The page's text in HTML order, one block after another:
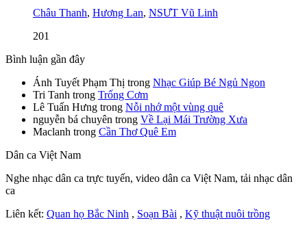
Châu Thanh, Hương Lan, NSƯT Vũ Linh
201
Bình luận gần đây
Ánh Tuyết Phạm Thị trong Nhạc Giúp Bé Ngủ Ngon
Tri Tanh trong Trống Cơm
Lê Tuấn Hưng trong Nỗi nhớ một vùng quê
nguyễn bá chuyên trong Về Lại Mái Trường Xưa
Maclanh trong Cần Thơ Quê Em
Dân ca Việt Nam
Nghe nhạc dân ca trực tuyến, video dân ca Việt Nam, tải nhạc dân
ca
Liên kết: Quan họ Bắc Ninh , Soạn Bài , Kỹ thuật nuôi trồng